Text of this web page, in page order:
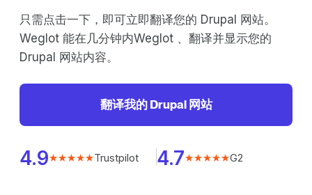
只需点击一下，即可立即翻译您的 Drupal 网站。
Weglot 能在几分钟内Weglot 、翻译并显示您的
Drupal 网站内容。
翻译我的 Drupal 网站
4.9★★★★★Trustpilot 4.7★★★★★G2